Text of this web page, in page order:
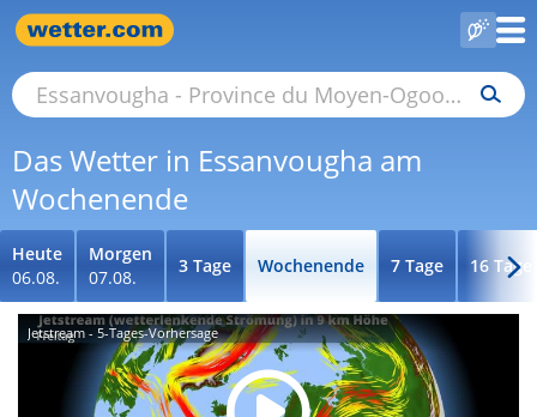
Das Wetter in Essanvougha am
Wochenende
Heute
06.08.
Morgen
07.08.
3 Tage Wochenende 7 Tage 16 Tage
Jetstream - 5-Tages-Vorhersage